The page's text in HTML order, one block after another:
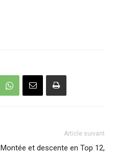
Article suivant
Montée et descente en Top 12,